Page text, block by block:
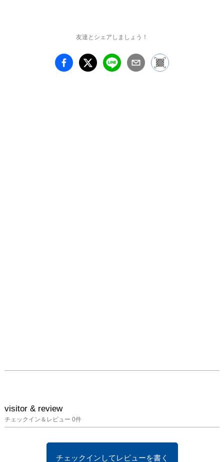
友達とシェアしましょう！
visitor & review
チェックイン＆レビュー 0件
チェックインしてレビューを書く